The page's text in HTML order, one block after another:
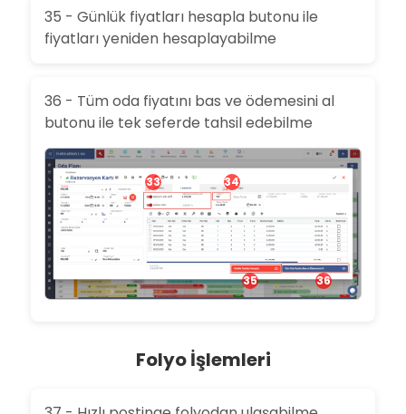
35 - Günlük fiyatları hesapla butonu ile
fiyatları yeniden hesaplayabilme
36 - Tüm oda fiyatını bas ve ödemesini al
butonu ile tek seferde tahsil edebilme
33 34
35 36
Folyo İşlemleri